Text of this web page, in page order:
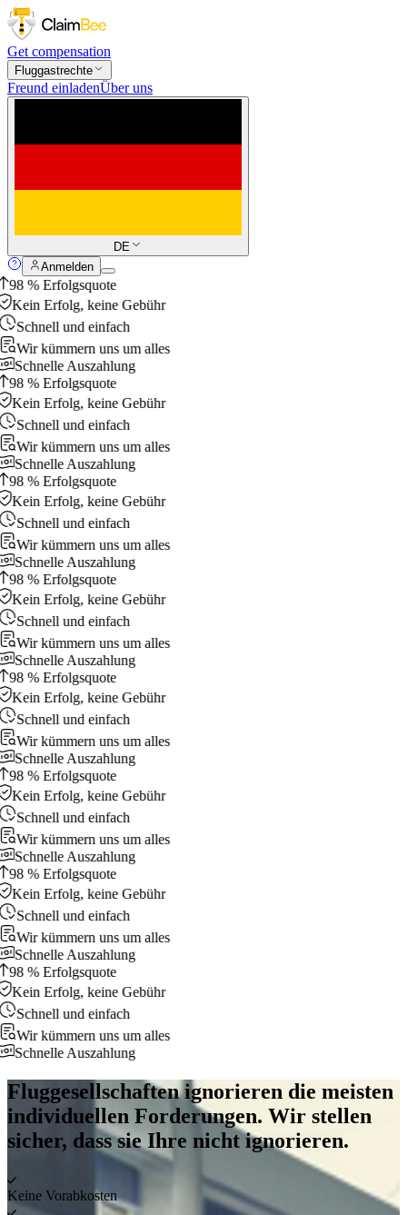
Get compensation
Fluggastrechte
Freund einladenÜber uns
DE
Anmelden
98 % Erfolgsquote
Kein Erfolg, keine Gebühr
Schnell und einfach
Wir kümmern uns um alles
Schnelle Auszahlung
98 % Erfolgsquote
Kein Erfolg, keine Gebühr
Schnell und einfach
Wir kümmern uns um alles
Schnelle Auszahlung
98 % Erfolgsquote
Kein Erfolg, keine Gebühr
Schnell und einfach
Wir kümmern uns um alles
Schnelle Auszahlung
98 % Erfolgsquote
Kein Erfolg, keine Gebühr
Schnell und einfach
Wir kümmern uns um alles
Schnelle Auszahlung
98 % Erfolgsquote
Kein Erfolg, keine Gebühr
Schnell und einfach
Wir kümmern uns um alles
Schnelle Auszahlung
98 % Erfolgsquote
Kein Erfolg, keine Gebühr
Schnell und einfach
Wir kümmern uns um alles
Schnelle Auszahlung
98 % Erfolgsquote
Kein Erfolg, keine Gebühr
Schnell und einfach
Wir kümmern uns um alles
Schnelle Auszahlung
98 % Erfolgsquote
Kein Erfolg, keine Gebühr
Schnell und einfach
Wir kümmern uns um alles
Schnelle Auszahlung
Fluggesellschaften ignorieren die meisten
individuellen Forderungen. Wir stellen
sicher, dass sie Ihre nicht ignorieren.
Keine Vorabkosten